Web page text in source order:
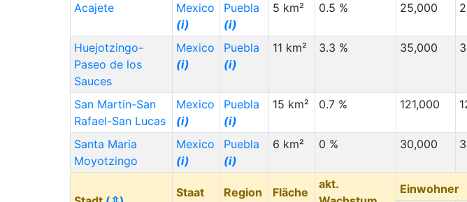
Acajete
Mexico
(i)
Puebla
(i)
5 km² 0.5 % 25,000
Huejotzingo-
Paseo de los
Sauces
Mexico
(i)
Puebla
(i)
11 km² 3.3 % 35,000
San Martin-San
Rafael-San Lucas
Mexico
(i)
Puebla
(i)
15 km² 0.7 % 121,000
Santa Maria
Moyotzingo
Mexico
(i)
Puebla
(i)
6 km² 0 % 30,000
Staat Region Fläche
akt.
Einwohner